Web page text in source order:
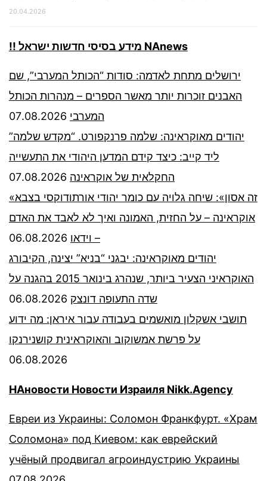
20.04.2026
!! מידע בסיסי חדשות ישראל NAnews
ירושלים מתחת לאדמה: סודות “הכותל המערבי”, שם
האבנים זוכרות יותר מאשר הספרים – מנהרות הכותל
המערבי 07.08.2026
יהודים מאוקראינה: שלמה פרנקפורט. “מקדש שלמה”
ליד קייב: כיצד קידם המדען היהודי את התעשייה
החקלאית של אוקראינה 07.08.2026
«זה אסון»: שיחה גלויה עם כומר יהודי אורתודוקסי בצבא
אוקראינה – על החזית, האמונה ואיך לא לאבד את האדם
– וידאו 06.08.2026
יהודים מאוקראינה: יבגני “בניא” יצינה, הקיבורג
האוקראיני הצעיר ביותר, שנהרג בינואר 2015 בהגנה על
שדה התעופה דונצק 06.08.2026
תושבי אשקלון מואשמים בעבודה עבור איראן: מה ידוע
על פרשת אמשוקוב והאוקראינית קושנירנקו
06.08.2026
НАновости Новости Израиля Nikk.Agency
Евреи из Украины: Соломон Франкфурт. «Храм
Соломона» под Киевом: как еврейский
учёный продвигал агроиндустрию Украины